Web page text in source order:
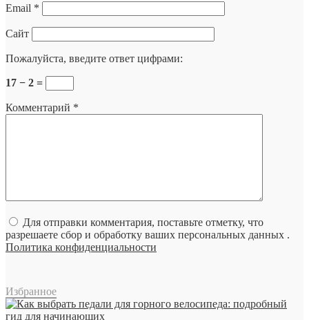
Email *
Сайт
Пожалуйста, введите ответ цифрами:
17 − 2 =
Комментарий *
Для отправки комментария, поставьте отметку, что
разрешаете сбор и обработку ваших персональных данных .
Политика конфиденциальности
Избранное